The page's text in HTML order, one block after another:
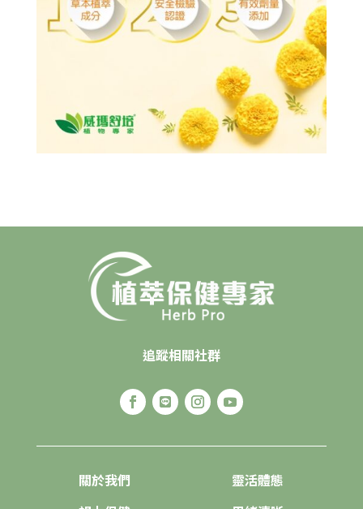
追蹤相關社群
關於我們
靈活體態